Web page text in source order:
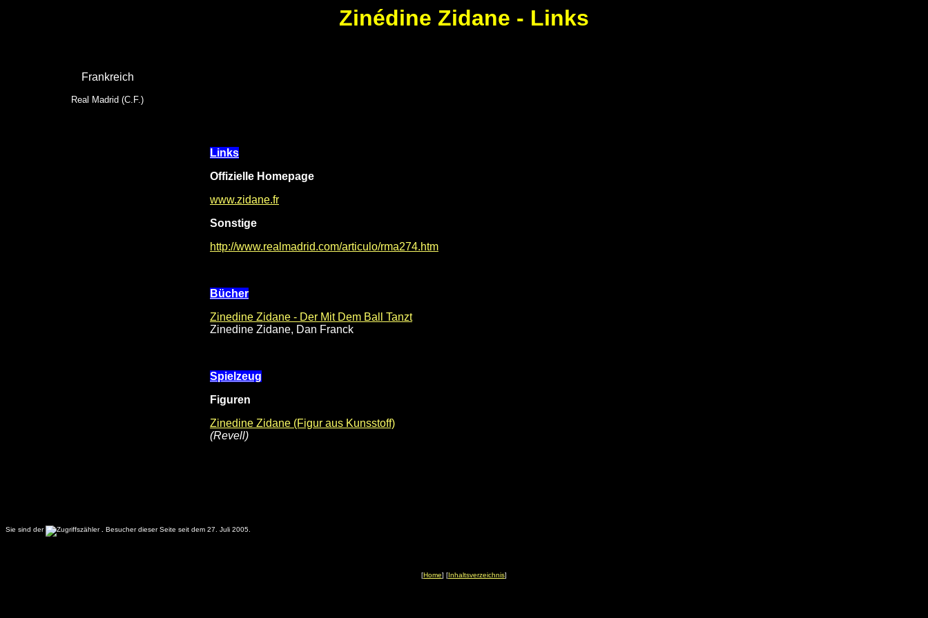
Zinédine Zidane - Links
Frankreich
Real Madrid (C.F.)
Links
Offizielle Homepage
www.zidane.fr
Sonstige
http://www.realmadrid.com/articulo/rma274.htm
Bücher
Zinedine Zidane - Der Mit Dem Ball Tanzt
Zinedine Zidane, Dan Franck
Spielzeug
Figuren
Zinedine Zidane (Figur aus Kunsstoff)
(Revell)
Sie sind der . Besucher dieser Seite seit dem 27. Juli 2005.
[Home] [ Inhaltsverzeichnis]